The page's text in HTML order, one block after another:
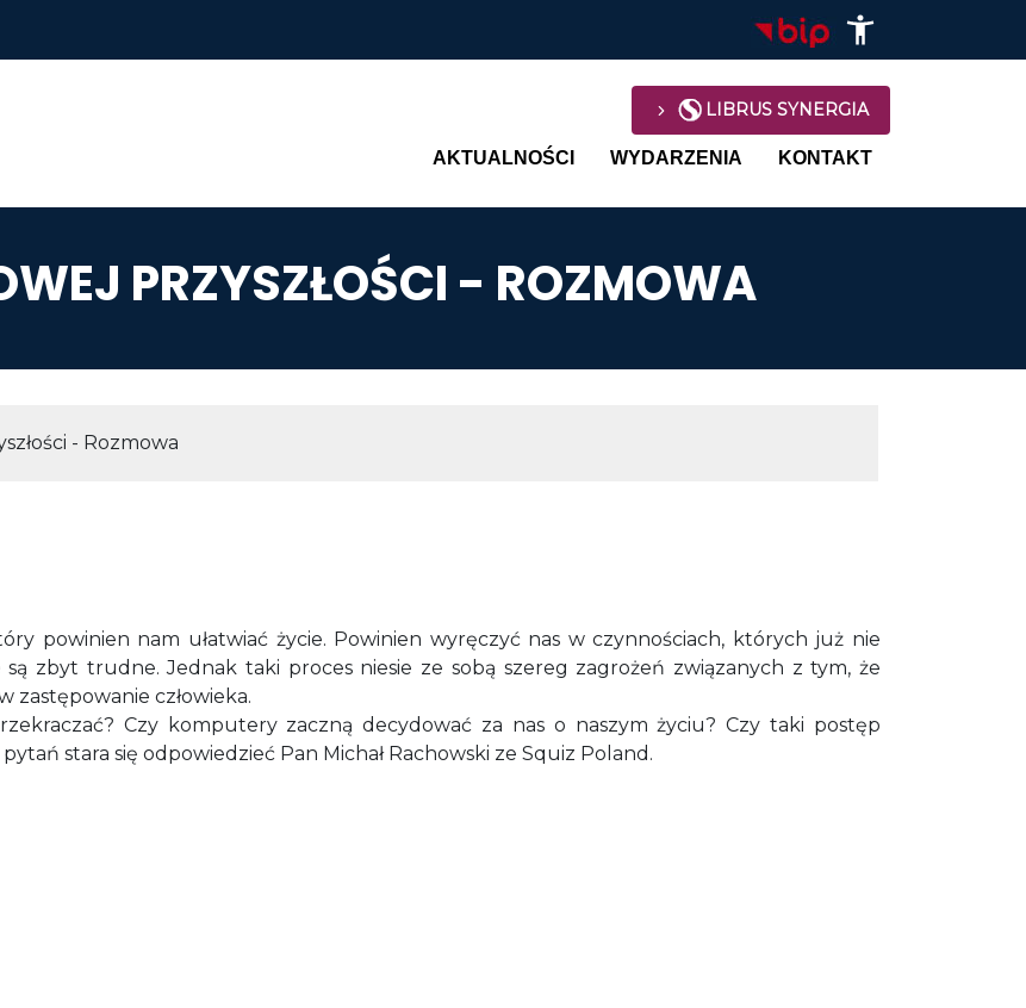
LIBRUS SYNERGIA
Main navigation
AKTUALNOŚCI WYDARZENIA KONTAKT
PRZYSZŁOŚCI - ROZMOWA
- Rozmowa
powinien nam ułatwiać życie. Powinien wyręczyć nas w czynnościach, których już nie
zbyt trudne. Jednak taki proces niesie ze sobą szereg zagrożeń związanych z tym, że
zastępowanie człowieka.
Czy komputery zaczną decydować za nas o naszym życiu? Czy taki postęp
stara się odpowiedzieć Pan Michał Rachowski ze Squiz Poland.